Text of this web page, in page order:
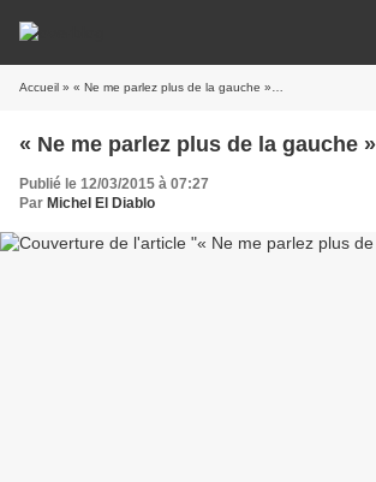
Accueil » « Ne me parlez plus de la gauche »…
« Ne me parlez plus de la gauche
Publié le 12/03/2015 à 07:27
Par Michel El Diablo